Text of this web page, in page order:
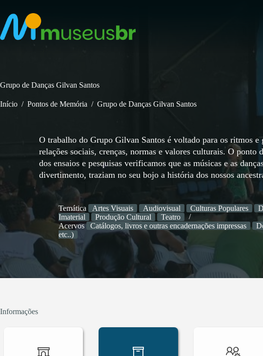
para
conteúdo
Grupo de Danças Gilvan Santos
Início / Pontos de Memória / Grupo de Danças Gilvan Santos
O trabalho do Grupo Gilvan Santos é voltado para os ritmos
relações sociais, crenças, normas e valores culturais. O
dos ensaios e pesquisas verificamos que as músicas e as
divertimento, traziam no seu bojo a história dos nossos
Temática Artes Visuais Audiovisual Culturas Populares
Imaterial
Produção Cultural
Teatro
Acervos
Catálogos, livros e outras encadernações impressas
etc..)
Informações